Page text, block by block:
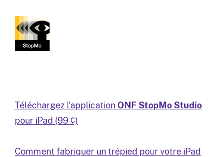
Téléchargez l’application ONF StopMo Studio
pour iPad (99 ¢)
Comment fabriquer un trépied pour votre iPad